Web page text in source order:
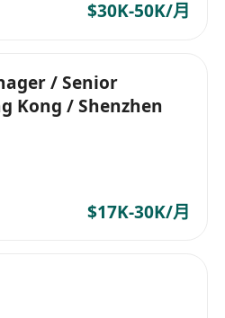
至星期五，上午10:00至下
$30K-50K/月
/ Senior
Kong / Shenzhen
$17K-30K/月